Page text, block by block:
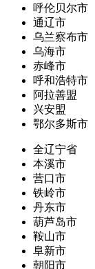
呼伦贝尔市
通辽市
乌兰察布市
乌海市
赤峰市
呼和浩特市
阿拉善盟
兴安盟
鄂尔多斯市
全辽宁省
本溪市
营口市
铁岭市
丹东市
葫芦岛市
鞍山市
阜新市
朝阳市